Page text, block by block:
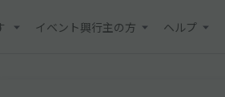
イベント興行主の方 ヘルプ